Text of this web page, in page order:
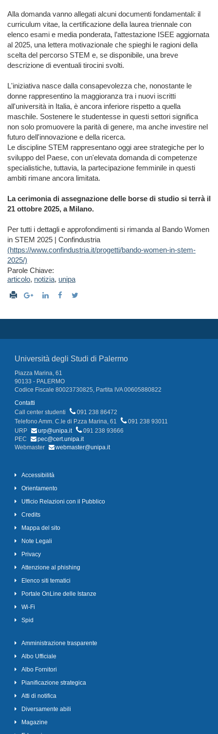
Alla domanda vanno allegati alcuni documenti fondamentali: il
curriculum vitae, la certificazione della laurea triennale con
elenco esami e media ponderata, l’attestazione ISEE aggiornata
al 2025, una lettera motivazionale che spieghi le ragioni della
scelta del percorso STEM e, se disponibile, una breve
descrizione di eventuali tirocini svolti.
L'iniziativa nasce dalla consapevolezza che, nonostante le
donne rappresentino la maggioranza tra i nuovi iscritti
all'università in Italia, è ancora inferiore rispetto a quella
maschile. Sostenere le studentesse in questi settori significa
non solo promuovere la parità di genere, ma anche investire nel
futuro dell'innovazione e della ricerca.
Le discipline STEM rappresentano oggi aree strategiche per lo
sviluppo del Paese, con un'elevata domanda di competenze
specialistiche, tuttavia, la partecipazione femminile in questi
ambiti rimane ancora limitata.
La cerimonia di assegnazione delle borse di studio si terrà il
21 ottobre 2025, a Milano.
Per tutti i dettagli e approfondimenti si rimanda al Bando Women
in STEM 2025 | Confindustria
(https://www.confindustria.it/progetti/bando-women-in-stem-
2025/)
Parole Chiave:
articolo, notizia, unipa
Università degli Studi di Palermo
Piazza Marina, 61
90133 - PALERMO
Codice Fiscale 80023730825, Partita IVA 00605880822
Contatti
Call center studenti
091 238 86472
Telefono Amm. C.le di P.zza Marina, 61
091 238 93011
URP
urp@unipa.it
091 238 93666
PEC
pec@cert.unipa.it
Webmaster
webmaster@unipa.it
Accessibilità
Orientamento
Ufficio Relazioni con il Pubblico
Credits
Mappa del sito
Note Legali
Privacy
Attenzione al phishing
Elenco siti tematici
Portale OnLine delle Istanze
Wi-Fi
Spid
Amministrazione trasparente
Albo Ufficiale
Albo Fornitori
Pianificazione strategica
Atti di notifica
Diversamente abili
Magazine